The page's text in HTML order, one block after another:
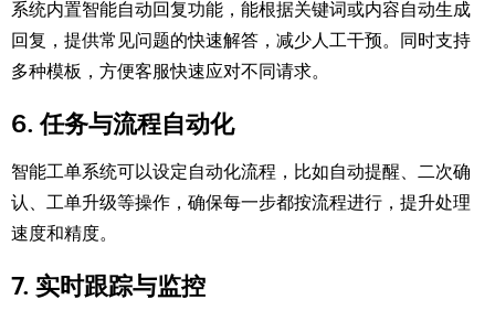
系统内置智能自动回复功能，能根据关键词或内容自动生成
回复，提供常见问题的快速解答，减少人工干预。同时支持
多种模板，方便客服快速应对不同请求。
6. 任务与流程自动化
智能工单系统可以设定自动化流程，比如自动提醒、二次确
认、工单升级等操作，确保每一步都按流程进行，提升处理
速度和精度。
7. 实时跟踪与监控